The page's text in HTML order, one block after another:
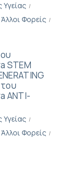
Υγείας
Άλλοι Φορείς
STEM
ANTI-
Υγείας
Άλλοι Φορείς